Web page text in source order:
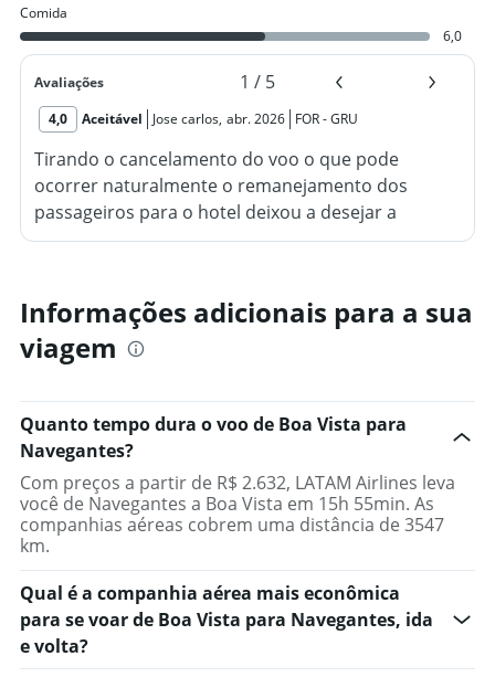
Comida
6,0
Avaliações 1 / 5
4,0 Aceitável Jose carlos, abr. 2026 FOR-GRU
Tirando o cancelamento do voo o que pode
ocorrer naturalmente o remanejamento dos
passageiros para o hotel deixou a desejar a
começar pela demora do atendimento, horas de
gerente não sabia o procedimento o restaurante
estava fechado e me deram um lanche com carne
(patinho) eu acho pela dureza com queijo ainda
cobraram por uma garrafa de água mineral $ 9,30
não tinha água no chuveiro para se tomar banho,
então tive que me lavar no chuveirinho do vaso
sanitário. Reclamei pelo interfone e me explicaram
que o Bairro estava sem água e a pressão estava
muito baixa.Costa do mar hotel
Informações adicionais para a sua
viagem
Quanto tempo dura o voo de Boa Vista para
Navegantes?
Com preços a partir de R$ 2.632, LATAM Airlines leva
você de Navegantes a Boa Vista em 15h 55min. As
companhias aéreas cobrem uma distância de 3547
km.
Qual é a companhia aérea mais econômica
para se voar de Boa Vista para Navegantes, ida
e volta?